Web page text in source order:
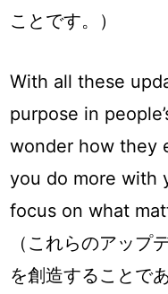
ことです。）
With all these
purpose in
wonder how they
you do more with
focus on what
（これらのアップ
を創造することで